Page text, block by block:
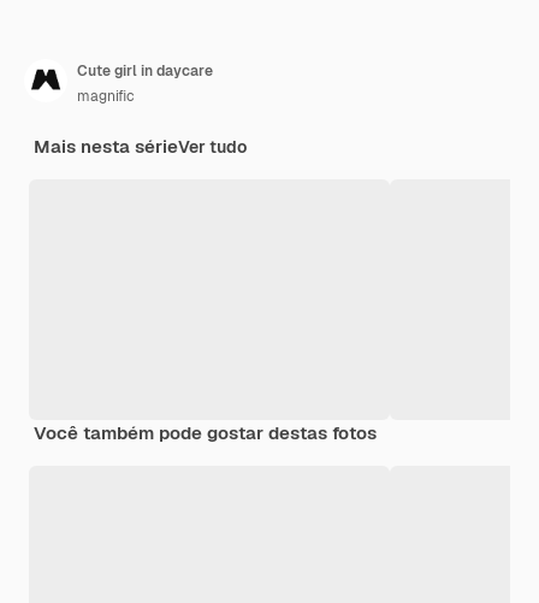
Cute girl in daycare
magnific
Mais nesta sérieVer tudo
Você também pode gostar destas fotos